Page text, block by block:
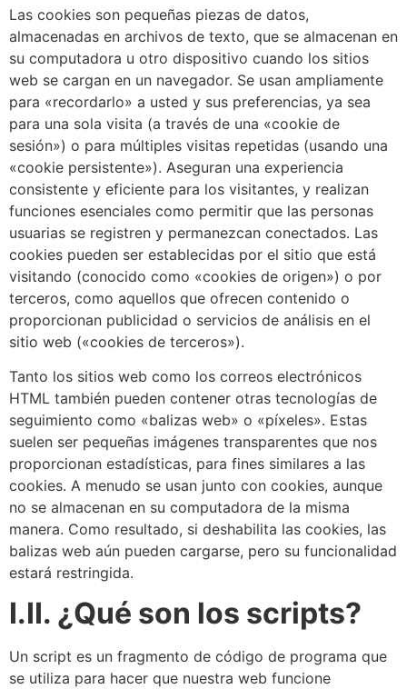
Las cookies son pequeñas piezas de datos,
almacenadas en archivos de texto, que se almacenan en
su computadora u otro dispositivo cuando los sitios
web se cargan en un navegador. Se usan ampliamente
para «recordarlo» a usted y sus preferencias, ya sea
para una sola visita (a través de una «cookie de
sesión») o para múltiples visitas repetidas (usando una
«cookie persistente»). Aseguran una experiencia
consistente y eficiente para los visitantes, y realizan
funciones esenciales como permitir que las personas
usuarias se registren y permanezcan conectados. Las
cookies pueden ser establecidas por el sitio que está
visitando (conocido como «cookies de origen») o por
terceros, como aquellos que ofrecen contenido o
proporcionan publicidad o servicios de análisis en el
sitio web («cookies de terceros»).
Tanto los sitios web como los correos electrónicos
HTML también pueden contener otras tecnologías de
seguimiento como «balizas web» o «píxeles». Estas
suelen ser pequeñas imágenes transparentes que nos
proporcionan estadísticas, para fines similares a las
cookies. A menudo se usan junto con cookies, aunque
no se almacenan en su computadora de la misma
manera. Como resultado, si deshabilita las cookies, las
balizas web aún pueden cargarse, pero su funcionalidad
estará restringida.
I.II. ¿Qué son los scripts?
Un script es un fragmento de código de programa que
se utiliza para hacer que nuestra web funcione